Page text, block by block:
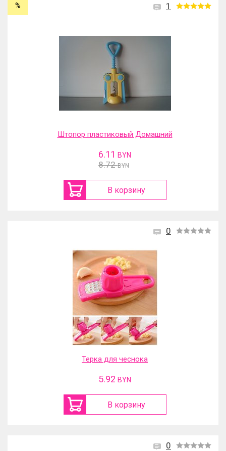
1
%
Штопор пластиковый Домашний
6.11 BYN
8.72 BYN
В корзину
0
Терка для чеснока
5.92 BYN
В корзину
0